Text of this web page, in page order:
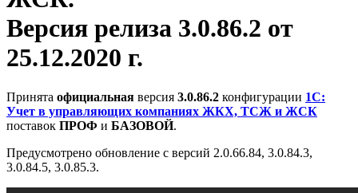
Версия релиза 3.0.86.2 от
25.12.2020 г.
Принята официальная версия 3.0.86.2 конфигурации 1С:
Учет в управляющих компаниях ЖКХ, ТСЖ и ЖСК
поставок ПРОФ и БАЗОВОЙ.
Предусмотрено обновление с версий 2.0.66.84, 3.0.84.3,
3.0.84.5, 3.0.85.3.